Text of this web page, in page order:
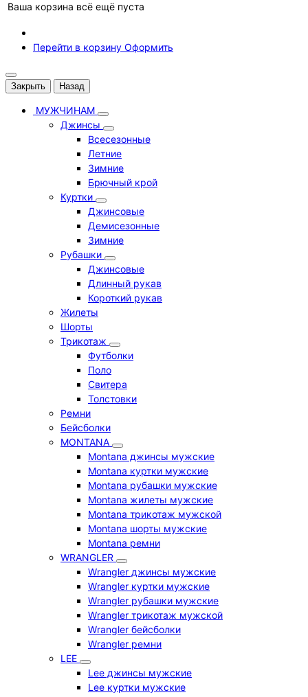
Ваша корзина всё ещё пуста
Перейти в корзину Оформить
Закрыть Назад
МУЖЧИНАМ
Джинсы
Всесезонные
Летние
Зимние
Брючный крой
Куртки
Джинсовые
Демисезонные
Зимние
Рубашки
Джинсовые
Длинный рукав
Короткий рукав
Жилеты
Шорты
Трикотаж
Футболки
Поло
Свитера
Толстовки
Ремни
Бейсболки
MONTANA
Montana джинсы мужские
Montana куртки мужские
Montana рубашки мужские
Montana жилеты мужские
Montana трикотаж мужской
Montana шорты мужские
Montana ремни
WRANGLER
Wrangler джинсы мужские
Wrangler куртки мужские
Wrangler рубашки мужские
Wrangler трикотаж мужской
Wrangler бейсболки
Wrangler ремни
LEE
Lee джинсы мужские
Lee куртки мужские